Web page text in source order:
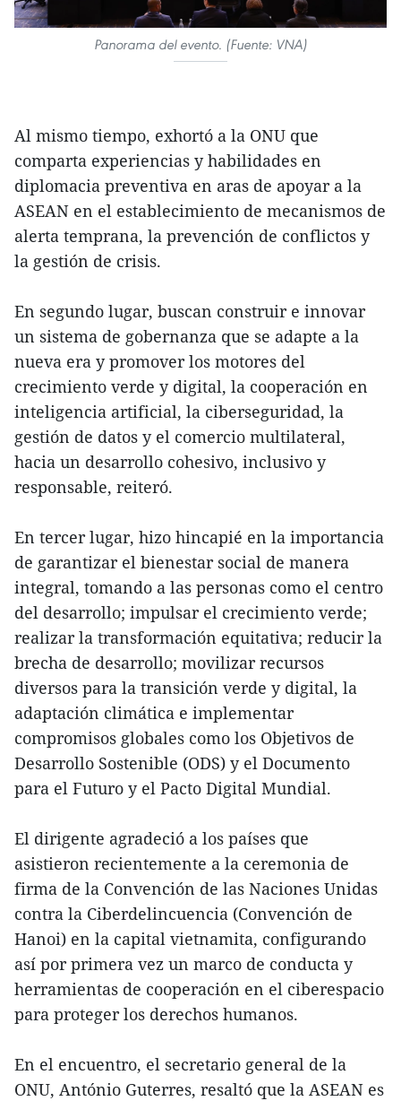
Panorama del evento. (Fuente: VNA)
Al mismo tiempo, exhortó a la ONU que
comparta experiencias y habilidades en
diplomacia preventiva en aras de apoyar a la
ASEAN en el establecimiento de mecanismos de
alerta temprana, la prevención de conflictos y
la gestión de crisis.
En segundo lugar, buscan construir e innovar
un sistema de gobernanza que se adapte a la
nueva era y promover los motores del
crecimiento verde y digital, la cooperación en
inteligencia artificial, la ciberseguridad, la
gestión de datos y el comercio multilateral,
hacia un desarrollo cohesivo, inclusivo y
responsable, reiteró.
En tercer lugar, hizo hincapié en la importancia
de garantizar el bienestar social de manera
integral, tomando a las personas como el centro
del desarrollo; impulsar el crecimiento verde;
realizar la transformación equitativa; reducir la
brecha de desarrollo; movilizar recursos
diversos para la transición verde y digital, la
adaptación climática e implementar
compromisos globales como los Objetivos de
Desarrollo Sostenible (ODS) y el Documento
para el Futuro y el Pacto Digital Mundial.
El dirigente agradeció a los países que
asistieron recientemente a la ceremonia de
firma de la Convención de las Naciones Unidas
contra la Ciberdelincuencia (Convención de
Hanoi) en la capital vietnamita, configurando
así por primera vez un marco de conducta y
herramientas de cooperación en el ciberespacio
para proteger los derechos humanos.
En el encuentro, el secretario general de la
ONU, António Guterres, resaltó que la ASEAN es